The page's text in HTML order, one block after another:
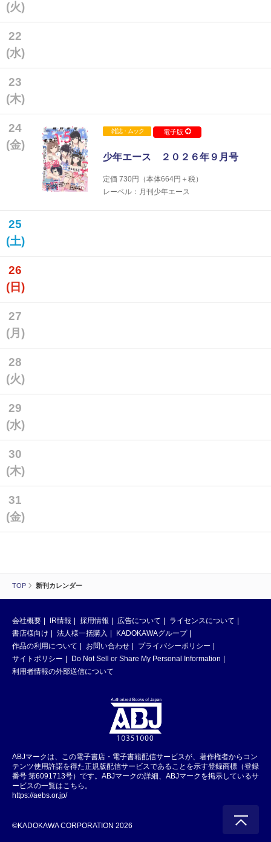
TOP 新刊カレンダー
(火)
22
(水)
23
(木)
24
(金)
雑誌・ムック 電子版
少年エース ２０２６年９月号
定価 730円（本体664円＋税）
レーベル：月刊少年エース
25
(土)
26
(日)
27
(月)
28
(火)
29
(水)
30
(木)
31
(金)
会社概要 IR情報 採用情報 広告について
ライセンスについて
書店様向け
法人様一括購入
KADOKAWAグループ
作品の利用について
お問い合わせ
プライバシーポリシー
サイトポリシー
Do Not Sell or Share My Personal Information
利用者情報の外部送信について
ABJマークは、この電子書店・電子書籍配信サービスが、著作権者からコン
テンツ使用許諾を得た正規版配信サービスであることを示す登録商標（登録
番号 第6091713号）です。ABJマークの詳細、ABJマークを掲示しているサ
ービスの一覧はこちら。
https://aebs.or.jp/
©KADOKAWA CORPORATION 2026